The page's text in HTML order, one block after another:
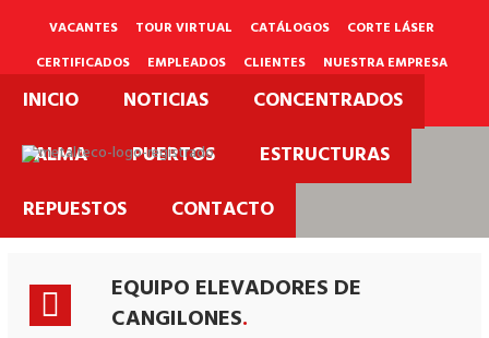
VACANTES TOUR VIRTUAL CATÁLOGOS
CORTE LÁSER
CERTIFICADOS
EMPLEADOS CLIENTES
NUESTRA EMPRESA
PQRS
INICIO NOTICIAS
CONCENTRADOS
PALMA
PUERTOS
ESTRUCTURAS
REPUESTOS
CONTACTO
Puertos.
EQUIPO ELEVADORES DE
CANGILONES.